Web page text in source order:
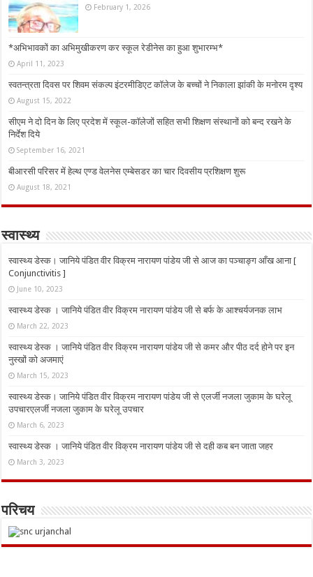
February 1, 2026
*अभिभावकों का अभिमुखीकरण कर स्कूल रेडीनेस का हुआ शुभारम्भ*
April 11, 2023
स्वतन्त्रता दिवस पर शिवम संकल्प इंटरमीडिएट कॉलेज के बच्चों ने निकाला झांकी के मनोरम दृश्य
August 15, 2022
सीएम ने दो दिन के लिए प्रदेश में स्कूल-कॉलेजों सहित सभी शिक्षण संस्थानों को बन्द रखने के
निर्देश दिये
September 16, 2021
बीआरसी परिसर में हेल्थ एण्ड वेलनेस एम्बेसडर का चार दिवसीय प्रशिक्षण शुरू
August 18, 2021
स्वास्थ्य
स्वास्थ्य डेस्क। जानिये पंडित वीर विक्रम नारायण पांडेय जी से आज का पञ्चाङ्ग आँख आना [
Conjunctivitis ]
June 10, 2023
स्वास्थ्य डेस्क । जानिये पंडित वीर विक्रम नारायण पांडेय जी से बर्फ के आश्चर्यजनक लाभ
March 22, 2023
स्वास्थ्य डेस्क । जानिये पंडित वीर विक्रम नारायण पांडेय जी से कमर और पीठ दर्द होने पर इन
नुस्‍खों को अजमाएं
March 15, 2023
स्वास्थ्य डेस्क। जानिये पंडित वीर विक्रम नारायण पांडेय जी से एलर्जी नजला जुकाम के घरेलू
उपचारएलर्जी नजला जुकाम के घरेलू उपचार
March 6, 2023
स्वास्थ्य डेस्क । जानिये पंडित वीर विक्रम नारायण पांडेय जी से दही कब बन जाता जहर
March 3, 2023
परिचय